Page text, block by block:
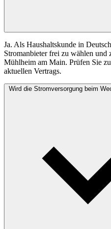
Ja. Als Haushaltskunde in
Stromanbieter frei zu wählen und
Mühlheim am Main. Prüfen Sie
aktuellen Vertrags.
Wird die Stromversorgung beim